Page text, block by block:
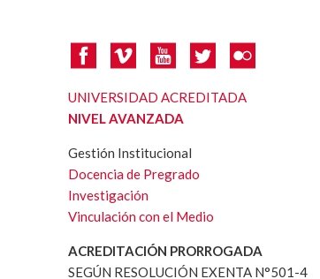
UNIVERSIDAD ACREDITADA
NIVEL AVANZADA
Gestión Institucional
Docencia de Pregrado
Investigación
Vinculación con el Medio
ACREDITACIÓN PRORROGADA
SEGÚN RESOLUCIÓN EXENTA N°501-4